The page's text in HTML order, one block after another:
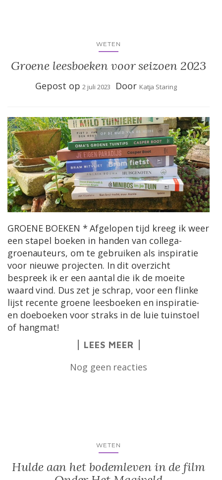
WETEN
Groene leesboeken voor seizoen 2023
Gepost op2 juli 2023 Door Katja Staring
GROENE BOEKEN * Afgelopen tijd kreeg ik weer
een stapel boeken in handen van collega-
groenauteurs, om te gebruiken als inspiratie
voor nieuwe projecten. In dit overzicht
bespreek ik er een aantal die ik de moeite
waard vind. Dus zet je schrap, voor een flinke
lijst recente groene leesboeken en inspiratie-
en doeboeken voor straks in de luie tuinstoel
of hangmat!
LEES MEER
Nog geen reacties
WETEN
Hulde aan het bodemleven in de film